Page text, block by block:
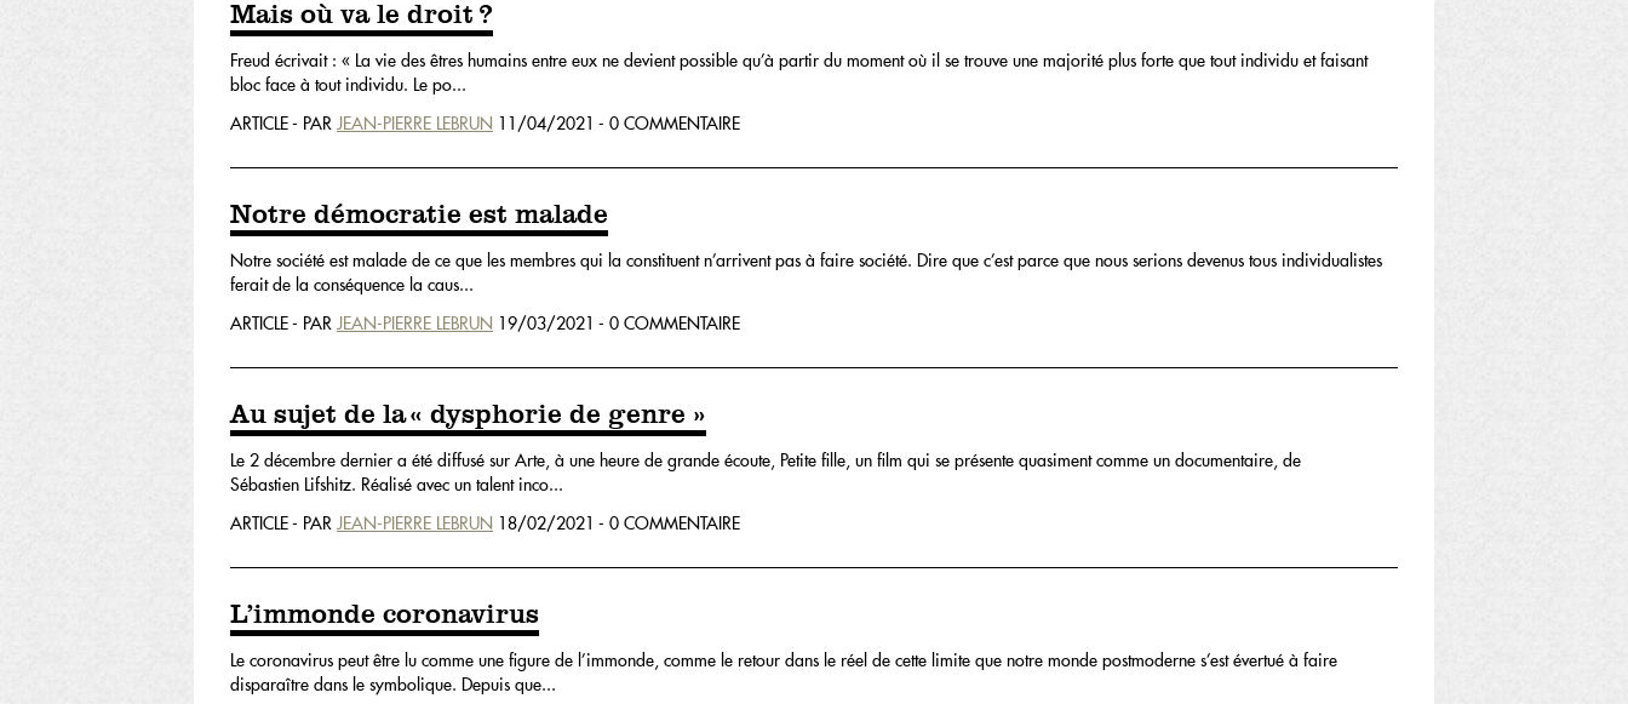
Mais où va le droit ?
Freud écrivait : « La vie des êtres humains entre eux ne devient possible qu’à partir du moment où il se trouve une majorité plus forte que tout individu et faisant
bloc face à tout individu. Le po...
ARTICLE - PAR JEAN-PIERRE LEBRUN 11/04/2021 - 0 COMMENTAIRE
Notre démocratie est malade
Notre société est malade de ce que les membres qui la constituent n’arrivent pas à faire société. Dire que c’est parce que nous serions devenus tous individualistes
ferait de la conséquence la caus...
ARTICLE - PAR JEAN-PIERRE LEBRUN 19/03/2021 - 0 COMMENTAIRE
Au sujet de la « dysphorie de genre »
Le 2 décembre dernier a été diffusé sur Arte, à une heure de grande écoute, Petite fille, un film qui se présente quasiment comme un documentaire, de
Sébastien Lifshitz. Réalisé avec un talent inco...
ARTICLE - PAR JEAN-PIERRE LEBRUN 18/02/2021 - 0 COMMENTAIRE
L’immonde coronavirus
Le coronavirus peut être lu comme une figure de l’immonde, comme le retour dans le réel de cette limite que notre monde postmoderne s’est évertué à faire
disparaître dans le symbolique. Depuis que...